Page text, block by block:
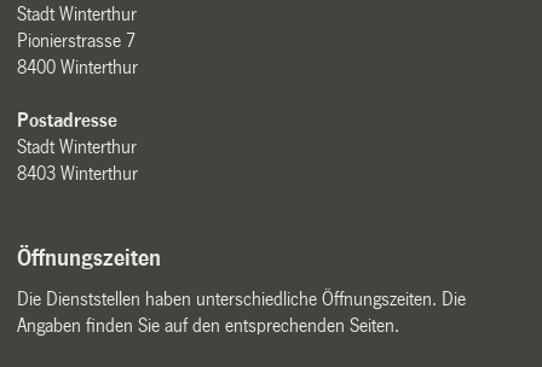
Stadt Winterthur
Pionierstrasse 7
8400 Winterthur
Postadresse
Stadt Winterthur
8403 Winterthur
Öffnungszeiten
Die Dienststellen haben unterschiedliche Öffnungszeiten. Die
Angaben finden Sie auf den entsprechenden Seiten.